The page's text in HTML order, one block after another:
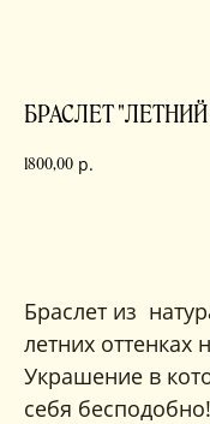
БРАСЛЕТ
1800,00 р.
Браслет из
летних оттенках
Украшение в
себя бесподобно!